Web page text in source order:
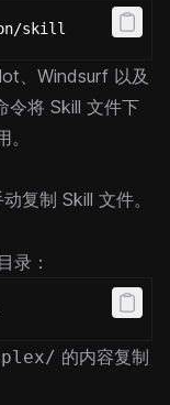
skill
、Windsurf 以及
令将 Skill 文件下
动复制 Skill 文件。
录：
的内容复制